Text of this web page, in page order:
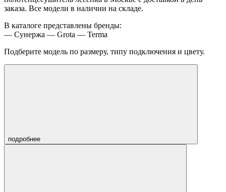
заказа. Все модели в наличии на складе.
В каталоге представлены бренды:
— Сунержа — Grota — Terma
Подберите модель по размеру, типу подключения и цвету.
подробнее